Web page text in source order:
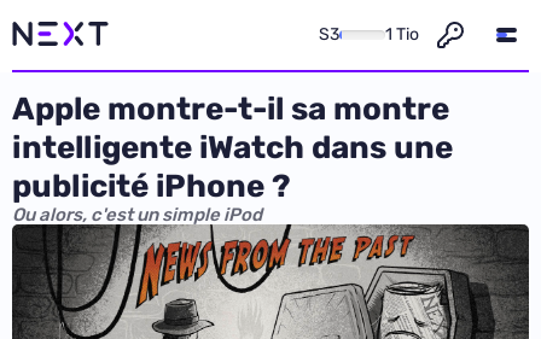
S3 1 Tio
Apple montre-t-il sa montre
intelligente iWatch dans une
publicité iPhone ?
Ou alors, c'est un simple iPod